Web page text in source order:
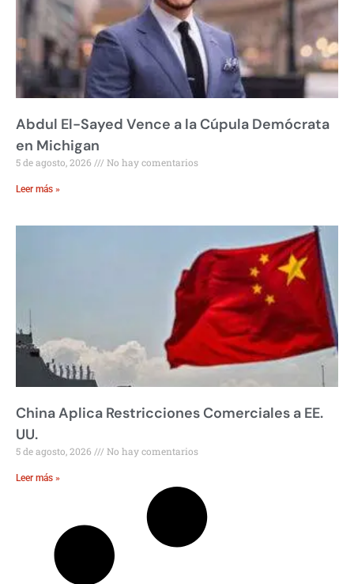
Abdul El-Sayed Vence a la Cúpula Demócrata
en Michigan
5 de agosto, 2026 No hay comentarios
Leer más »
China Aplica Restricciones Comerciales a EE.
UU.
5 de agosto, 2026 No hay comentarios
Leer más »